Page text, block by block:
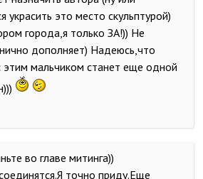
украсить это место скульптурой)
города,я только ЗА!)) Не
дополняет) Надеюсь,что
этим мальчиком станет еще одной
во главе митинга))
точно приду.Еще